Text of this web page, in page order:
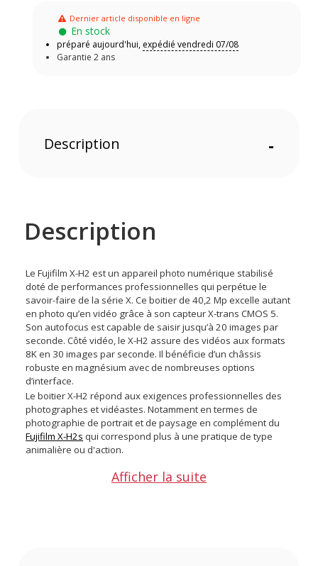
Dernier article disponible en ligne
En stock
préparé aujourd'hui, expédié vendredi 07/08
Garantie 2 ans
Description -
Description
Le Fujifilm X-H2 est un appareil photo numérique stabilisé
doté de performances professionnelles qui perpétue le
savoir-faire de la série X. Ce boitier de 40,2 Mp excelle autant
en photo qu’en vidéo grâce à son capteur X-trans CMOS 5.
Son autofocus est capable de saisir jusqu’à 20 images par
seconde. Côté vidéo, le X-H2 assure des vidéos aux formats
8K en 30 images par seconde. Il bénéficie d’un châssis
robuste en magnésium avec de nombreuses options
d’interface.
Le boitier X-H2 répond aux exigences professionnelles des
photographes et vidéastes. Notamment en termes de
photographie de portrait et de paysage en complément du
Fujifilm X-H2s qui correspond plus à une pratique de type
animalière ou d'action.
Afficher la suite